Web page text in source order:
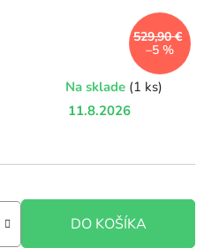
Na sklade (1 ks)
11.8.2026
DO KOŠÍKA
529,90 €
–5 %